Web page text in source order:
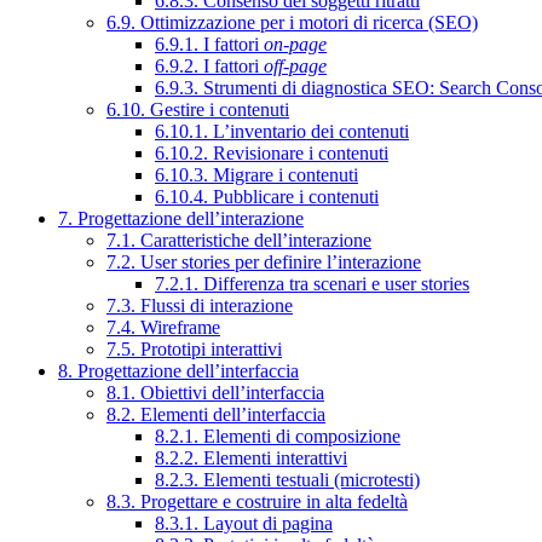
6.9. Ottimizzazione per i motori di ricerca (SEO)
6.9.1. I fattori on-page
6.9.2. I fattori off-page
6.9.3. Strumenti di diagnostica SEO: Search
6.10. Gestire i contenuti
6.10.1. L’inventario dei contenuti
6.10.2. Revisionare i contenuti
6.10.3. Migrare i contenuti
6.10.4. Pubblicare i contenuti
7. Progettazione dell’interazione
7.1. Caratteristiche dell’interazione
7.2. User stories per definire l’interazione
7.2.1. Differenza tra scenari e user stories
7.3. Flussi di interazione
7.4. Wireframe
7.5. Prototipi interattivi
8. Progettazione dell’interfaccia
8.1. Obiettivi dell’interfaccia
8.2. Elementi dell’interfaccia
8.2.1. Elementi di composizione
8.2.2. Elementi interattivi
8.2.3. Elementi testuali (microtesti)
8.3. Progettare e costruire in alta fedeltà
8.3.1. Layout di pagina